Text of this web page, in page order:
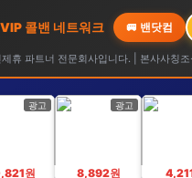
콜밴 네트워크 🚐 밴닷컴
휴 파트너 전문회사입니다. | 본사사칭
광고
원
광고
8,892원